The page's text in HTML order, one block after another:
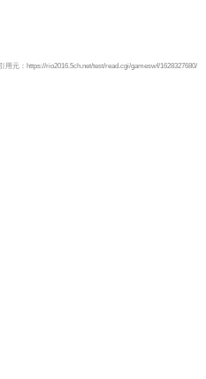
引用元：https://rio2016.5ch.net/test/read.cgi/gameswf/1628327680/